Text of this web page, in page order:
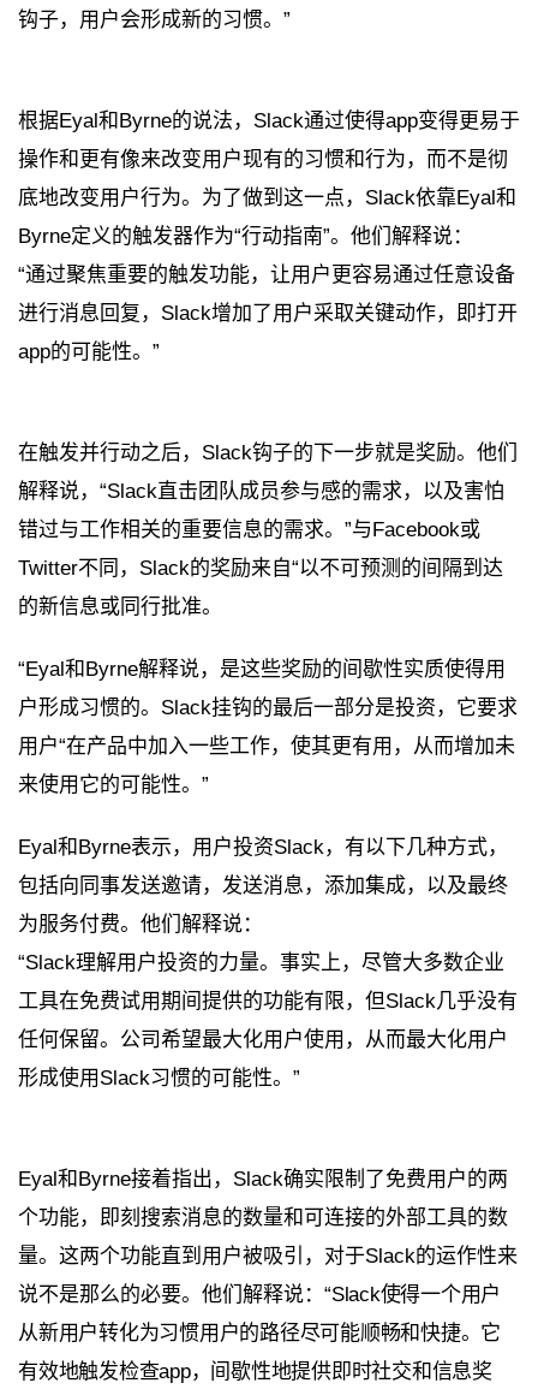
钩子，用户会形成新的习惯。”
根据Eyal和Byrne的说法，Slack通过使得app变得更易于
操作和更有像来改变用户现有的习惯和行为，而不是彻
底地改变用户行为。为了做到这一点，Slack依靠Eyal和
Byrne定义的触发器作为“行动指南”。他们解释说：
“通过聚焦重要的触发功能，让用户更容易通过任意设备
进行消息回复，Slack增加了用户采取关键动作，即打开
app的可能性。”
在触发并行动之后，Slack钩子的下一步就是奖励。他们
解释说，“Slack直击团队成员参与感的需求，以及害怕
错过与工作相关的重要信息的需求。”与Facebook或
Twitter不同，Slack的奖励来自“以不可预测的间隔到达
的新信息或同行批准。
“Eyal和Byrne解释说，是这些奖励的间歇性实质使得用
户形成习惯的。Slack挂钩的最后一部分是投资，它要求
用户“在产品中加入一些工作，使其更有用，从而增加未
来使用它的可能性。”
Eyal和Byrne表示，用户投资Slack，有以下几种方式，
包括向同事发送邀请，发送消息，添加集成，以及最终
为服务付费。他们解释说：
“Slack理解用户投资的力量。事实上，尽管大多数企业
工具在免费试用期间提供的功能有限，但Slack几乎没有
任何保留。公司希望最大化用户使用，从而最大化用户
形成使用Slack习惯的可能性。”
Eyal和Byrne接着指出，Slack确实限制了免费用户的两
个功能，即刻搜索消息的数量和可连接的外部工具的数
量。这两个功能直到用户被吸引，对于Slack的运作性来
说不是那么的必要。他们解释说： “Slack使得一个用户
从新用户转化为习惯用户的路径尽可能顺畅和快捷。它
有效地触发检查app，间歇性地提供即时社交和信息奖